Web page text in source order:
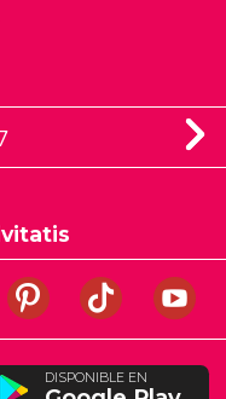
DISPONIBLE EN